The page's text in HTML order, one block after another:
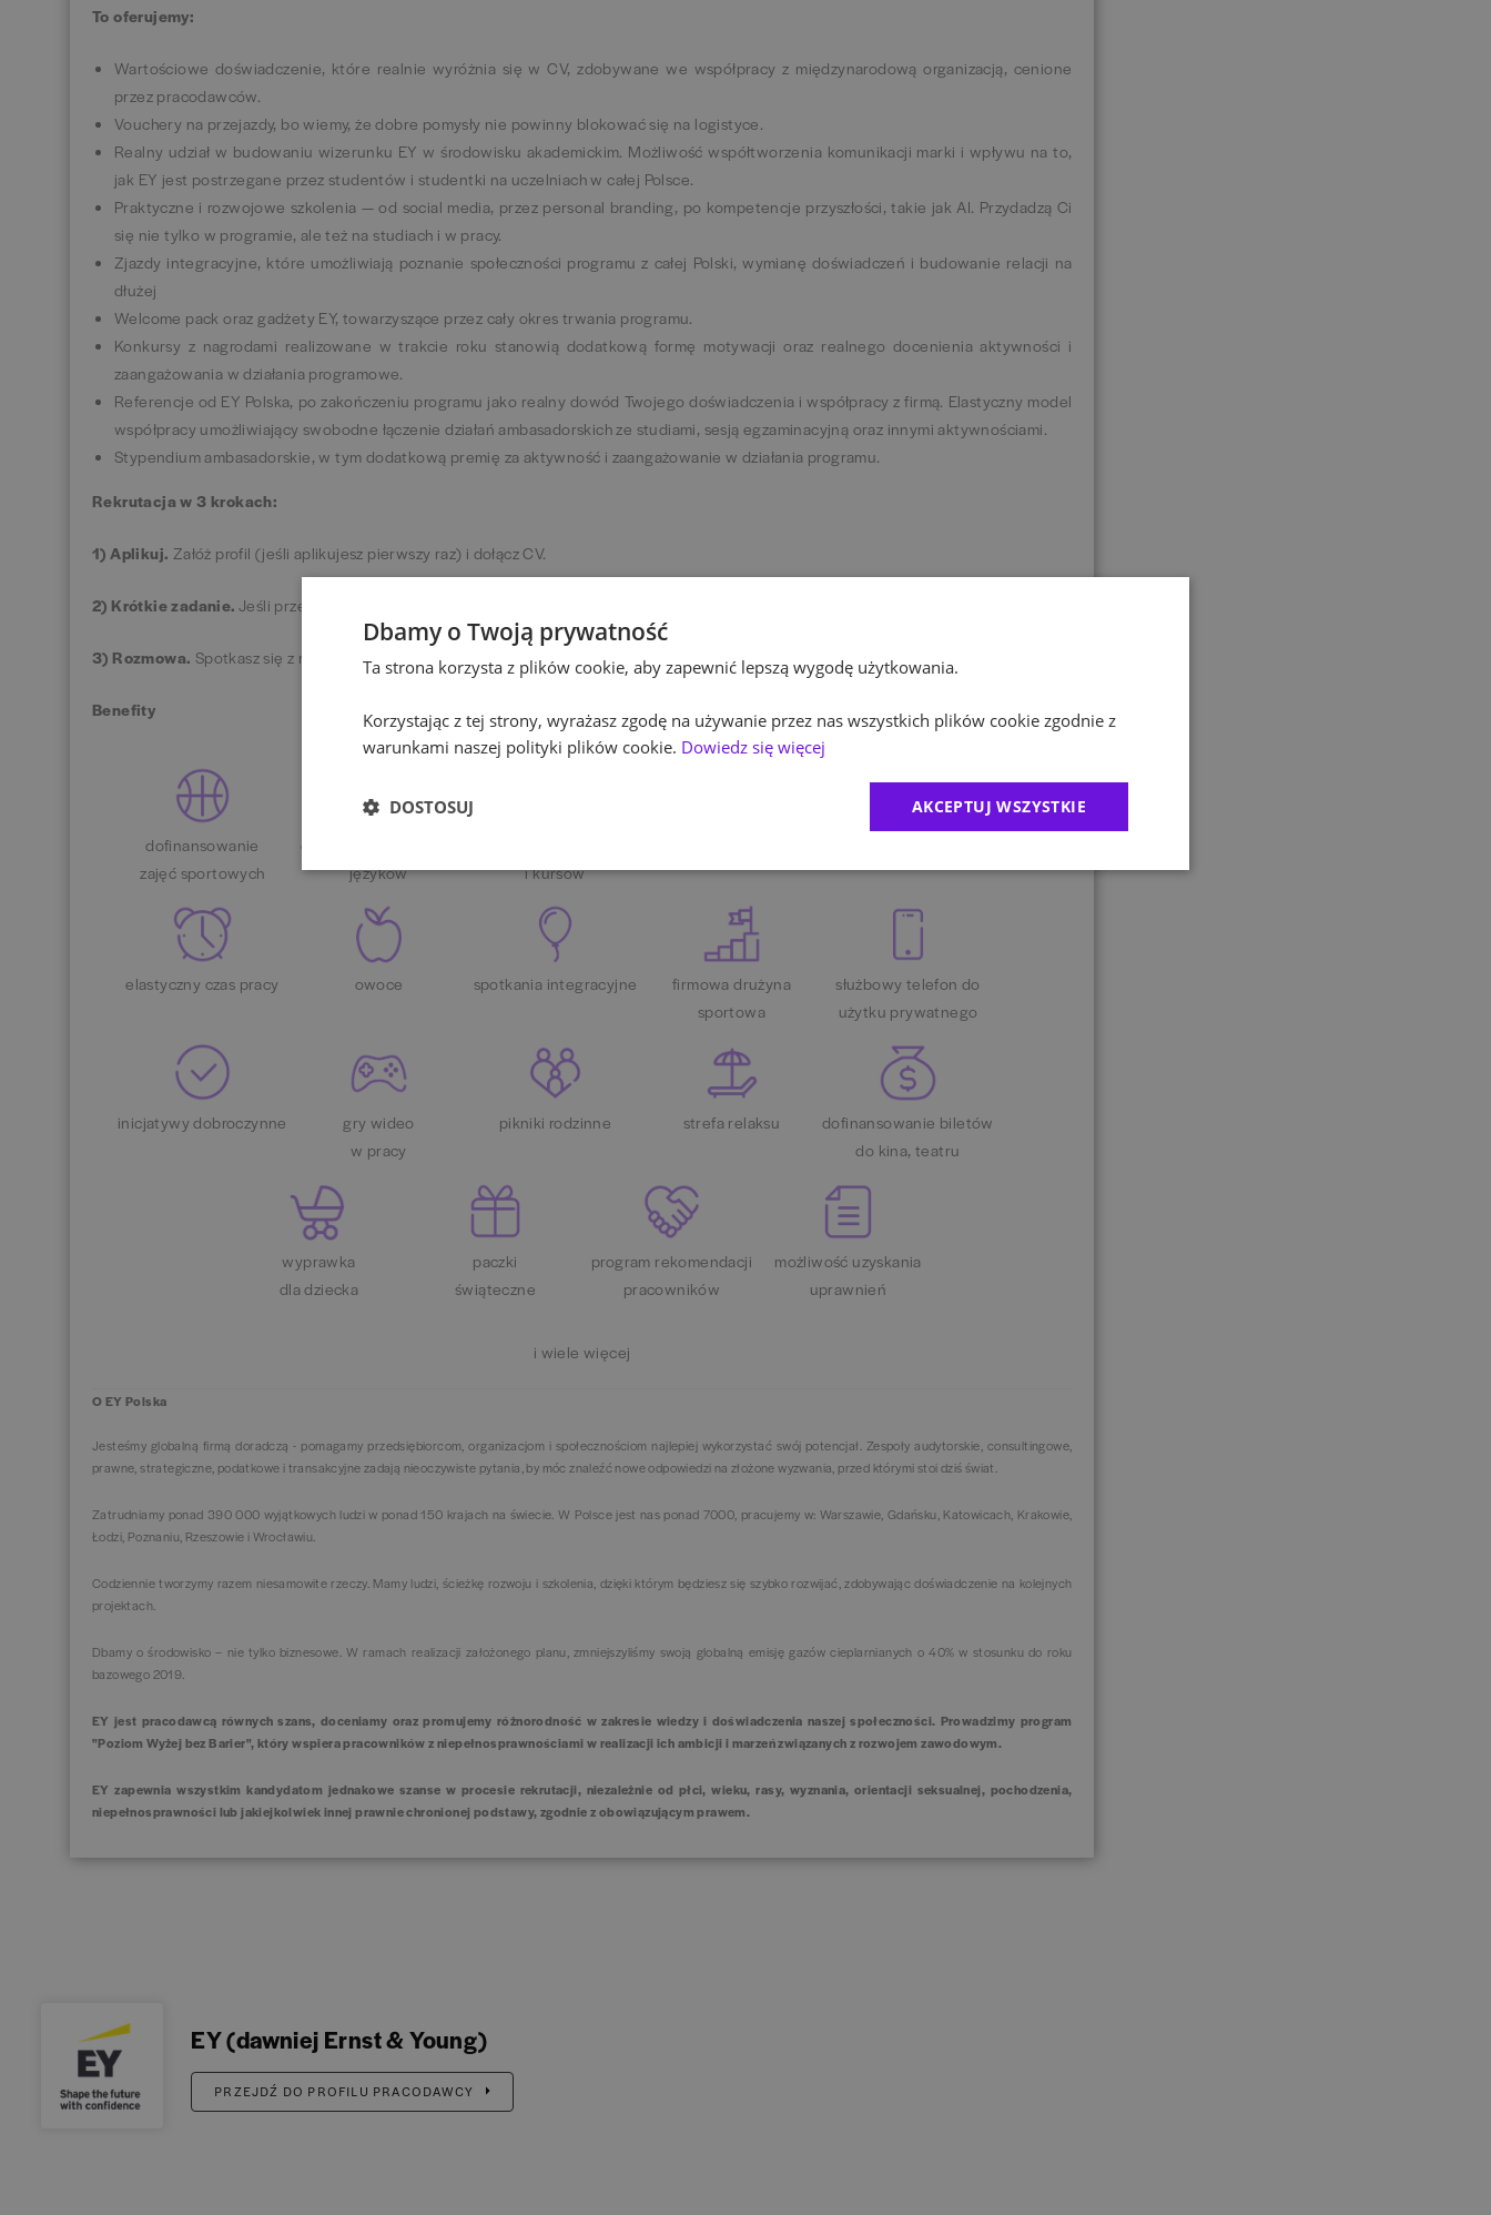
To oferujemy:
Wartościowe doświadczenie, które realnie wyróżnia się w CV, zdobywane we współpracy z międzynarodową organizacją, cenione
przez pracodawców.
Vouchery na przejazdy, bo wiemy, że dobre pomysły nie powinny blokować się na logistyce.
Realny udział w budowaniu wizerunku EY w środowisku akademickim. Możliwość współtworzenia komunikacji marki i wpływu na to,
jak EY jest postrzegane przez studentów i studentki na uczelniach w całej Polsce.
Praktyczne i rozwojowe szkolenia — od social media, przez personal branding, po kompetencje przyszłości, takie jak AI. Przydadzą Ci
się nie tylko w programie, ale też na studiach i w pracy.
Zjazdy integracyjne, które umożliwiają poznanie społeczności programu z całej Polski, wymianę doświadczeń i budowanie relacji na
dłużej
Welcome pack oraz gadżety EY, towarzyszące przez cały okres trwania programu.
Konkursy z nagrodami realizowane w trakcie roku stanowią dodatkową formę motywacji oraz realnego docenienia aktywności i
zaangażowania w działania programowe.
Referencje od EY Polska, po zakończeniu programu jako realny dowód Twojego doświadczenia i współpracy z firmą. Elastyczny model
współpracy umożliwiający swobodne łączenie działań ambasadorskich ze studiami, sesją egzaminacyjną oraz innymi aktywnościami.
Stypendium ambasadorskie, w tym dodatkową premię za aktywność i zaangażowanie w działania programu.
Rekrutacja w 3 krokach:
1) Aplikuj. Załóż profil (jeśli aplikujesz pierwszy raz) i dołącz CV.
2) Krótkie zadanie. Jeśli przejdziesz wstępną selekcję, wyślemy Ci zadanie – pokażesz kreatywność i sposób działania.
3) Rozmowa. Spotkasz się z rekruterami i zespołem Employer Branding, to osoby, z którymi będziesz współpracować na co dzień.
Benefity
dofinansowanie
zajęć sportowych
dofinansowanie nauki
języków
i kursów
elastyczny czas pracy owoce spotkania integracyjne
firmowa drużyna
sportowa
służbowy telefon do
użytku prywatnego
inicjatywy dobroczynne
gry wideo
w pracy
pikniki rodzinne strefa relaksu
dofinansowanie biletów
do kina, teatru
wyprawka
dla dziecka
paczki
świąteczne
program rekomendacji
pracowników
możliwość uzyskania
uprawnień
i wiele więcej
O EY Polska
Jesteśmy globalną firmą doradczą - pomagamy przedsiębiorcom, organizacjom i społecznościom najlepiej wykorzystać swój potencjał. Zespoły audytorskie, consultingowe,
prawne, strategiczne, podatkowe i transakcyjne zadają nieoczywiste pytania, by móc znaleźć nowe odpowiedzi na złożone wyzwania, przed którymi stoi dziś świat.
Zatrudniamy ponad 390 000 wyjątkowych ludzi w ponad 150 krajach na świecie. W Polsce jest nas ponad 7000, pracujemy w: Warszawie, Gdańsku, Katowicach, Krakowie,
Łodzi, Poznaniu, Rzeszowie i Wrocławiu.
Codziennie tworzymy razem niesamowite rzeczy. Mamy ludzi, ścieżkę rozwoju i szkolenia, dzięki którym będziesz się szybko rozwijać, zdobywając doświadczenie na kolejnych
projektach.
Dbamy o środowisko – nie tylko biznesowe. W ramach realizacji założonego planu, zmniejszyliśmy swoją globalną emisję gazów cieplarnianych o 40% w stosunku do roku
bazowego 2019.
EY jest pracodawcą równych szans, doceniamy oraz promujemy różnorodność w zakresie wiedzy i doświadczenia naszej społeczności. Prowadzimy program
"Poziom Wyżej bez Barier", który wspiera pracowników z niepełnosprawnościami w realizacji ich ambicji i marzeń związanych z rozwojem zawodowym.
EY zapewnia wszystkim kandydatom jednakowe szanse w procesie rekrutacji, niezależnie od płci, wieku, rasy, wyznania, orientacji seksualnej, pochodzenia,
niepełnosprawności lub jakiejkolwiek innej prawnie chronionej podstawy, zgodnie z obowiązującym prawem.
EY (dawniej Ernst & Young)
PRZEJDŹ DO PROFILU PRACODAWCY
Dbamy o Twoją prywatność
Ta strona korzysta z plików cookie, aby zapewnić lepszą wygodę użytkowania.
Korzystając z tej strony, wyrażasz zgodę na używanie przez nas wszystkich plików cookie zgodnie z
warunkami naszej polityki plików cookie. Dowiedz się więcej
AKCEPTUJ WSZYSTKIE
DOSTOSUJ